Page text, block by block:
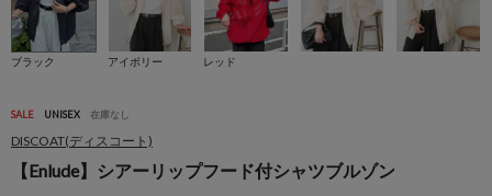
ブラック アイボリー レッド
SALE UNISEX 在庫なし
DISCOAT(ディスコート)
【Enlude】シアーリップフード付シャツブルゾン